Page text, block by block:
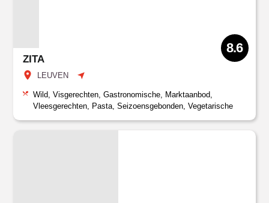
ZITA
LEUVEN
8.6
Wild, Visgerechten, Gastronomische, Marktaanbod,
Vleesgerechten, Pasta, Seizoensgebonden, Vegetarische